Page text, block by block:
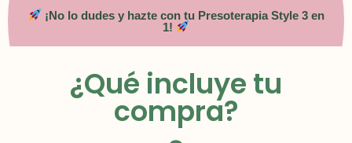
¡No lo dudes y hazte con tu Presoterapia Style 3 en
1!
¿Qué incluye tu
compra?